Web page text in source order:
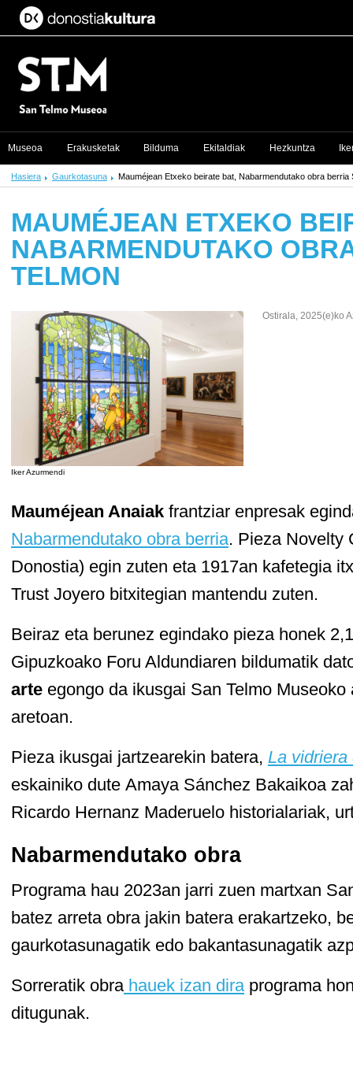
Hasiera Gaurkotasuna Mauméjean Etxeko beirate bat, Nabarmendutako obra berria
MAUMÉJEAN ETXEKO
NABARMENDUTAKO
TELMON
Iker Azurmendi
Ostirala, 2025(e)ko
Mauméjean Anaiak frantziar enpresak
Nabarmendutako obra berria. Pieza Novelty
Donostia) egin zuten eta 1917an kafetegia
Trust Joyero bitxitegian mantendu zuten.
Beiraz eta berunez egindako pieza honek
Gipuzkoako Foru Aldundiaren bildumatik
arte egongo da ikusgai San Telmo
aretoan.
Pieza ikusgai jartzearekin batera, La vidriera
eskainiko dute Amaya Sánchez Bakaikoa
Ricardo Hernanz Maderuelo historialariak,
Nabarmendutako obra
Programa hau 2023an jarri zuen martxan
batez arreta obra jakin batera erakartzeko,
gaurkotasunagatik edo bakantasunagatik
Sorreratik obrahauek izan diraprograma
ditugunak.
Museoa Erakusketak Bilduma Ekitaldiak Hezkuntza